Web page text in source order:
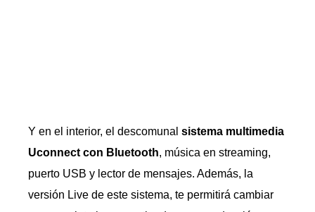
Y en el interior, el descomunal sistema multimedia
Uconnect con Bluetooth, música en streaming,
puerto USB y lector de mensajes. Además, la
versión Live de este sistema, te permitirá cambiar